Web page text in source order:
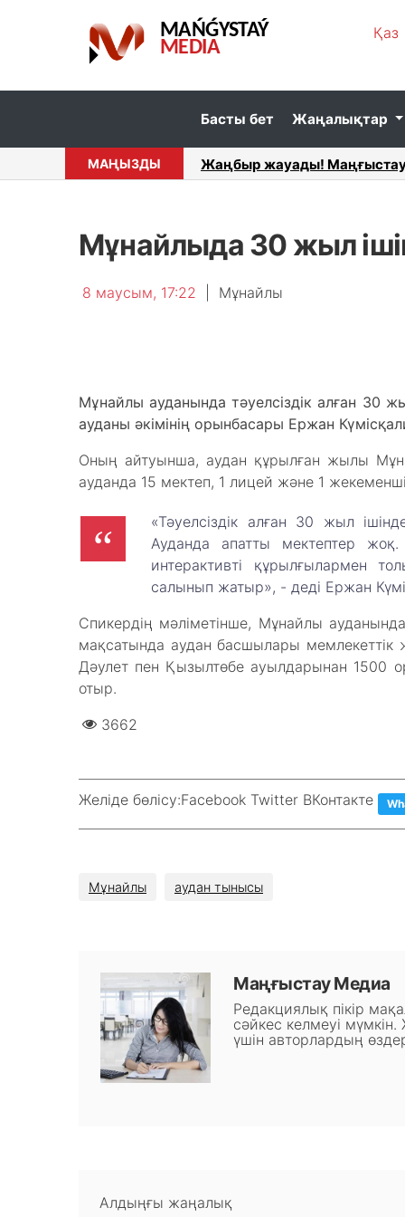
MAŃǴYSTAÝ
MEDIA
Қаз
Басты бет Жаңалықтар
МАҢЫЗДЫ
қондырғы іске қосылды...Мал азығы: Түпқарағанда
Мұнайлыда 30 жыл
8 маусым, 17:22 Мұнайлы
Мұнайлы ауданында тәуелсіздік алған 30
ауданы әкімінің орынбасары Ержан
Оның айтуынша, аудан құрылған жылы
ауданда 15 мектеп, 1 лицей және 1
«Тәуелсіздік алған 30 жыл
Ауданда апатты мектептер
интерактивті құрылғылармен
салынып жатыр», - деді Ержан
Спикердің мәліметінше, Мұнайлы
мақсатында аудан басшылары мемлекеттік
Дәулет пен Қызылтөбе ауылдарынан 1500
отыр.
3662
Желіде бөлісу:Facebook Twitter ВКонтакте
Мұнайлы аудан тынысы
Маңғыстау Медиа
Редакциялық пікір
сәйкес келмеуі
үшін авторлардың
Алдыңғы жаңалық